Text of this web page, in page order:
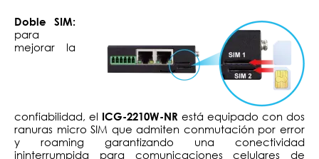
Doble SIM:
para
mejorar la
confiabilidad, el ICG-2210W-NR está equipado con dos
ranuras micro SIM que admiten conmutación por error
y roaming garantizando una conectividad
ininterrumpida para comunicaciones celulares de